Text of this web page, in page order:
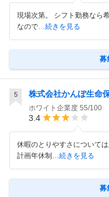
現場次第。 シフト勤務なら
なので …続きを見る
募
5 株式会社かんぽ生命
ホワイト企業度 55/100
3.4
休暇のとりやすさについて
計画年休制 …続きを見る
募